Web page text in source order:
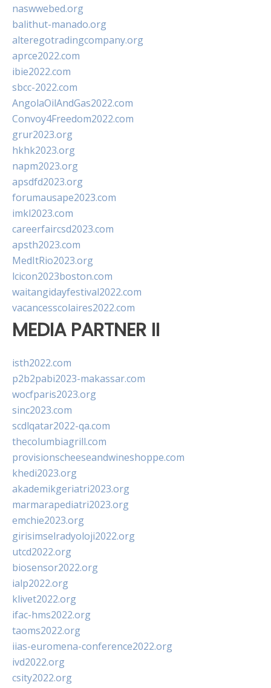
naswwebed.org
balithut-manado.org
alteregotradingcompany.org
aprce2022.com
ibie2022.com
sbcc-2022.com
AngolaOilAndGas2022.com
Convoy4Freedom2022.com
grur2023.org
hkhk2023.org
napm2023.org
apsdfd2023.org
forumausape2023.com
imkl2023.com
careerfaircsd2023.com
apsth2023.com
MedItRio2023.org
lcicon2023boston.com
waitangidayfestival2022.com
vacancesscolaires2022.com
MEDIA PARTNER II
isth2022.com
p2b2pabi2023-makassar.com
wocfparis2023.org
sinc2023.com
scdlqatar2022-qa.com
thecolumbiagrill.com
provisionscheeseandwineshoppe.com
khedi2023.org
akademikgeriatri2023.org
marmarapediatri2023.org
emchie2023.org
girisimselradyoloji2022.org
utcd2022.org
biosensor2022.org
ialp2022.org
klivet2022.org
ifac-hms2022.org
taoms2022.org
iias-euromena-conference2022.org
ivd2022.org
csity2022.org